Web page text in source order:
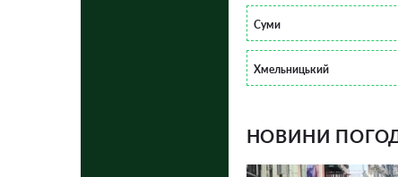
Суми
Хмельницький
НОВИНИ